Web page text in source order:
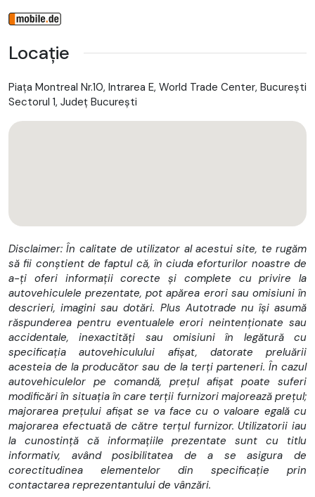
Locație
Piața Montreal Nr.10, Intrarea E, World Trade Center, Bucureşti
Sectorul 1, Județ București
Disclaimer: În calitate de utilizator al acestui site, te rugăm
să fii conștient de faptul că, în ciuda eforturilor noastre de
a-ți oferi informații corecte și complete cu privire la
autovehiculele prezentate, pot apărea erori sau omisiuni în
descrieri, imagini sau dotări. Plus Autotrade nu își asumă
răspunderea pentru eventualele erori neintenționate sau
accidentale, inexactități sau omisiuni în legătură cu
specificația autovehiculului afișat, datorate preluării
acesteia de la producător sau de la terți parteneri. În cazul
autovehiculelor pe comandă, prețul afișat poate suferi
modificări în situația în care terții furnizori majorează prețul;
majorarea prețului afișat se va face cu o valoare egală cu
majorarea efectuată de către terțul furnizor. Utilizatorii iau
la cunostință că informațiile prezentate sunt cu titlu
informativ, având posibilitatea de a se asigura de
corectitudinea elementelor din specificație prin
contactarea reprezentantului de vânzări.